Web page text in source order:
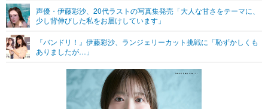
グラビア ブログ
その他
声優・伊藤彩沙、20代ラストの写真集発売「大人な甘さをテーマに、
少し背伸びした私をお届けしています」
『バンドリ！』伊藤彩沙、ランジェリーカット挑戦に「恥ずかしくも
ありましたが…」